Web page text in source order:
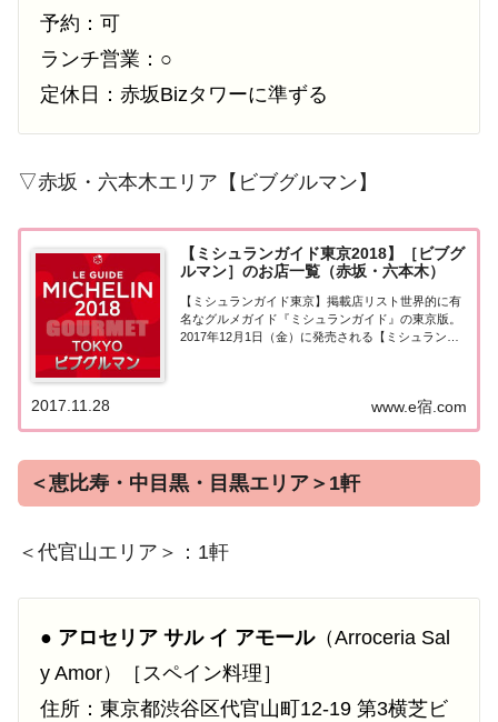
予約：可
ランチ営業：○
定休日：赤坂Bizタワーに準ずる
▽赤坂・六本木エリア【ビブグルマン】
【ミシュランガイド東京2018】［ビブグ
ルマン］のお店一覧（赤坂・六本木）
【ミシュランガイド東京】掲載店リスト世界的に有
名なグルメガイド『ミシュランガイド』の東京版。
2017年12月1日（金）に発売される【ミシュランガ
www.e宿.com
2017.11.28
＜恵比寿・中目黒・目黒エリア＞1軒
＜代官山エリア＞：1軒
● アロセリア サル イ アモール（Arroceria Sal
y Amor）［スペイン料理］
住所：東京都渋谷区代官山町12-19 第3横芝ビ